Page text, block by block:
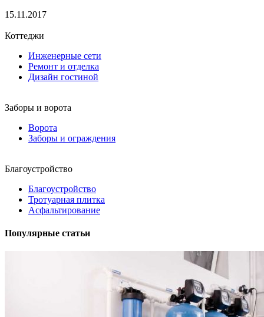
15.11.2017
Коттеджи
Инженерные сети
Ремонт и отделка
Дизайн гостиной
Заборы и ворота
Ворота
Заборы и ограждения
Благоустройство
Благоустройство
Тротуарная плитка
Асфальтирование
Популярные статьи